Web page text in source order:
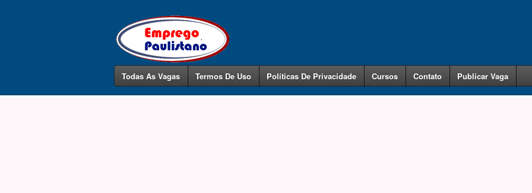
Todas As Vagas Termos De Uso Políticas De Privacidade Cursos Contato Publicar Vaga